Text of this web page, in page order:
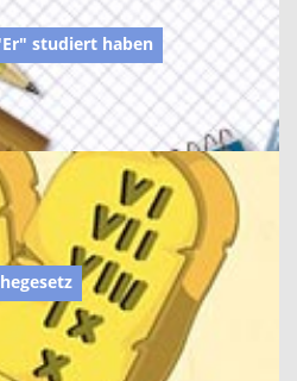
studiert haben